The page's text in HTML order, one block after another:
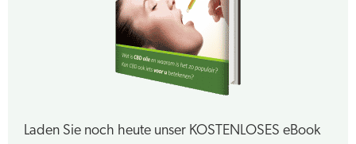
Laden Sie noch heute unser KOSTENLOSES eBook